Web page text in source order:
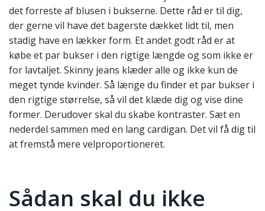
det forreste af blusen i bukserne. Dette råd er til dig,
der gerne vil have det bagerste dækket lidt til, men
stadig have en lækker form. Et andet godt råd er at
købe et par bukser i den rigtige længde og som ikke er
for lavtaljet. Skinny jeans klæder alle og ikke kun de
meget tynde kvinder. Så længe du finder et par bukser i
den rigtige størrelse, så vil det klæde dig og vise dine
former. Derudover skal du skabe kontraster. Sæt en
nederdel sammen med en lang cardigan. Det vil få dig til
at fremstå mere velproportioneret.
Sådan skal du ikke